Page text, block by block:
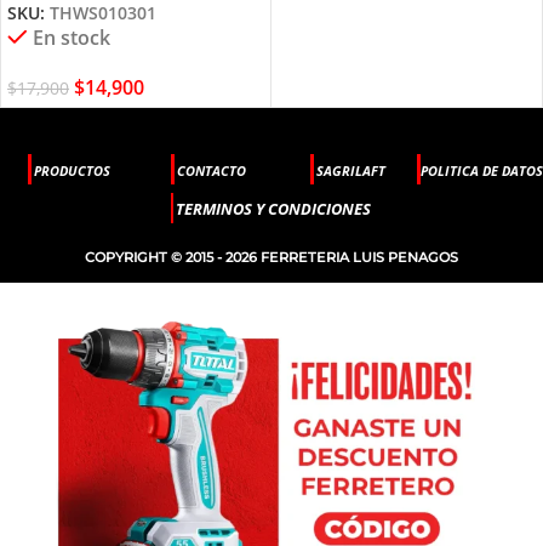
SKU: THWS010301
En stock
$17,900 $14,900
PRODUCTOS CONTACTO SAGRILAFT POLITICA DE DATOS
TERMINOS Y CONDICIONES
COPYRIGHT © 2015 - 2026 FERRETERIA LUIS PENAGOS